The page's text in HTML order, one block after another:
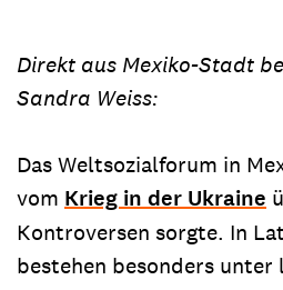
Direkt aus Mexiko-Stadt
Sandra Weiss:
Das Weltsozialforum in
vom Krieg in der Ukraine
Kontroversen sorgte. In
bestehen besonders unter